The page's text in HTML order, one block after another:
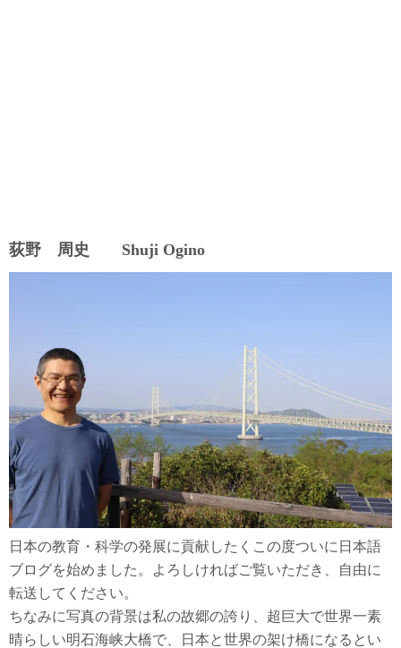
荻野 周史 Shuji Ogino
日本の教育・科学の発展に貢献したくこの度ついに日本語
ブログを始めました。よろしければご覧いただき、自由に
転送してください。
ちなみに写真の背景は私の故郷の誇り、超巨大で世界一素
晴らしい明石海峡大橋で、日本と世界の架け橋になるとい